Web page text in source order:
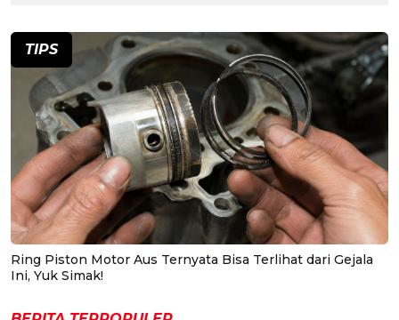
TIPS
Ring Piston Motor Aus Ternyata Bisa Terlihat dari Gejala
Ini, Yuk Simak!